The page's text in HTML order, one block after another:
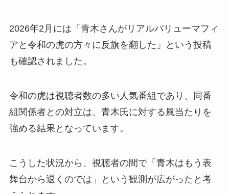
2026年2月には「青木さんがリアルバリューマフィ
アと令和の虎の方々に反旗を翻した」という投稿
も確認されました。
令和の虎は視聴者数の多い人気番組であり、同番
組関係者との対立は、青木氏に対する風当たりを
強める結果となっています。
こうした状況から、視聴者の間で「青木はもう表
舞台から退くのでは」という観測が広がったと考